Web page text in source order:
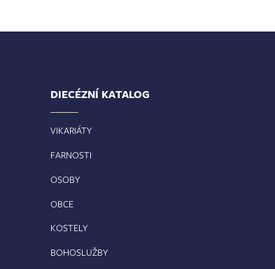
DIECÉZNÍ KATALOG
VIKARIÁTY
FARNOSTI
OSOBY
OBCE
KOSTELY
BOHOSLUŽBY